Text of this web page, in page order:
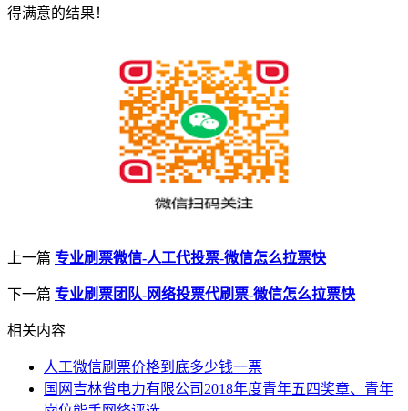
得满意的结果！
上一篇 专业刷票微信-人工代投票-微信怎么拉票快
下一篇 专业刷票团队-网络投票代刷票-微信怎么拉票快
相关内容
人工微信刷票价格到底多少钱一票
国网吉林省电力有限公司2018年度青年五四奖章、青年